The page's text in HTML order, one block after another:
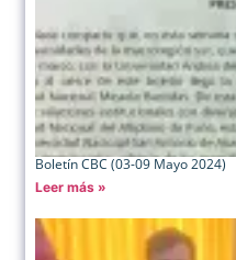
Boletín CBC (03-09 Mayo 2024)
Leer más »